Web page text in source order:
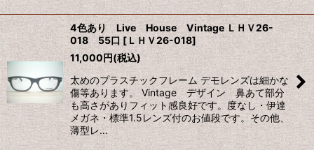
4色あり Live House Vintage ＬＨＶ26-
018 55口[ＬＨＶ26-018]
11,000円(税込)
太めのプラスチックフレーム デモレンズは細かな
傷等あります。 Vintage デザイン 鼻あて部分
も高さがありフィット感良好です。度なし・伊達
メガネ・標準1.5レンズ付のお値段です。その他、
薄型レ…